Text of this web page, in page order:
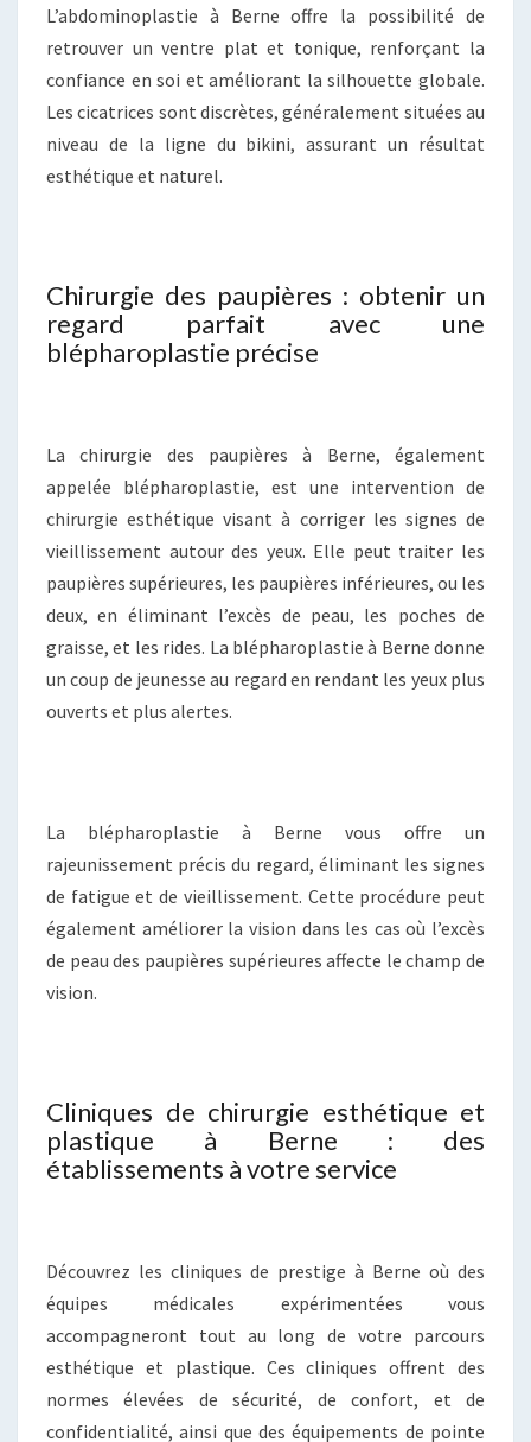
L’abdominoplastie à Berne offre la possibilité de
retrouver un ventre plat et tonique, renforçant la
confiance en soi et améliorant la silhouette globale.
Les cicatrices sont discrètes, généralement situées au
niveau de la ligne du bikini, assurant un résultat
esthétique et naturel.
Chirurgie des paupières : obtenir un
regard parfait avec une
blépharoplastie précise
La chirurgie des paupières à Berne, également
appelée blépharoplastie, est une intervention de
chirurgie esthétique visant à corriger les signes de
vieillissement autour des yeux. Elle peut traiter les
paupières supérieures, les paupières inférieures, ou les
deux, en éliminant l’excès de peau, les poches de
graisse, et les rides. La blépharoplastie à Berne donne
un coup de jeunesse au regard en rendant les yeux plus
ouverts et plus alertes.
La blépharoplastie à Berne vous offre un
rajeunissement précis du regard, éliminant les signes
de fatigue et de vieillissement. Cette procédure peut
également améliorer la vision dans les cas où l’excès
de peau des paupières supérieures affecte le champ de
vision.
Cliniques de chirurgie esthétique et
plastique à Berne : des
établissements à votre service
Découvrez les cliniques de prestige à Berne où des
équipes médicales expérimentées vous
accompagneront tout au long de votre parcours
esthétique et plastique. Ces cliniques offrent des
normes élevées de sécurité, de confort, et de
confidentialité, ainsi que des équipements de pointe